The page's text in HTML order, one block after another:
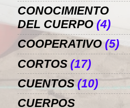
CONOCIMIENTO
DEL CUERPO (4)
COOPERATIVO (5)
CORTOS (17)
CUENTOS (10)
CUERPOS